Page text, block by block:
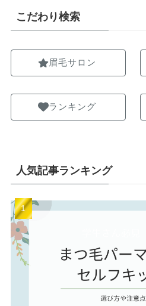
こだわり検索
眉毛サロン
ランキング
人気記事ランキング